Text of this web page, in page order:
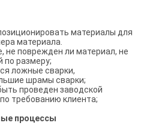
материалы для
материала.
не поврежден ли материал, не
по размеру;
ложные сварки,
шрамы сварки;
проведен заводской
требованию клиента;
процессы